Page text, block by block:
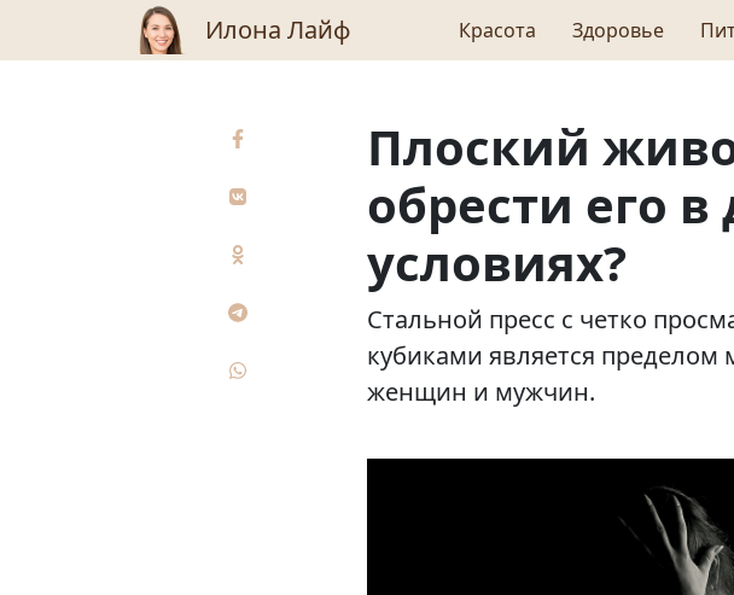
Илона Лайф Красота Здоровье
Плоский
обрести его
условиях?
Стальной пресс с четко
кубиками является
женщин и мужчин.